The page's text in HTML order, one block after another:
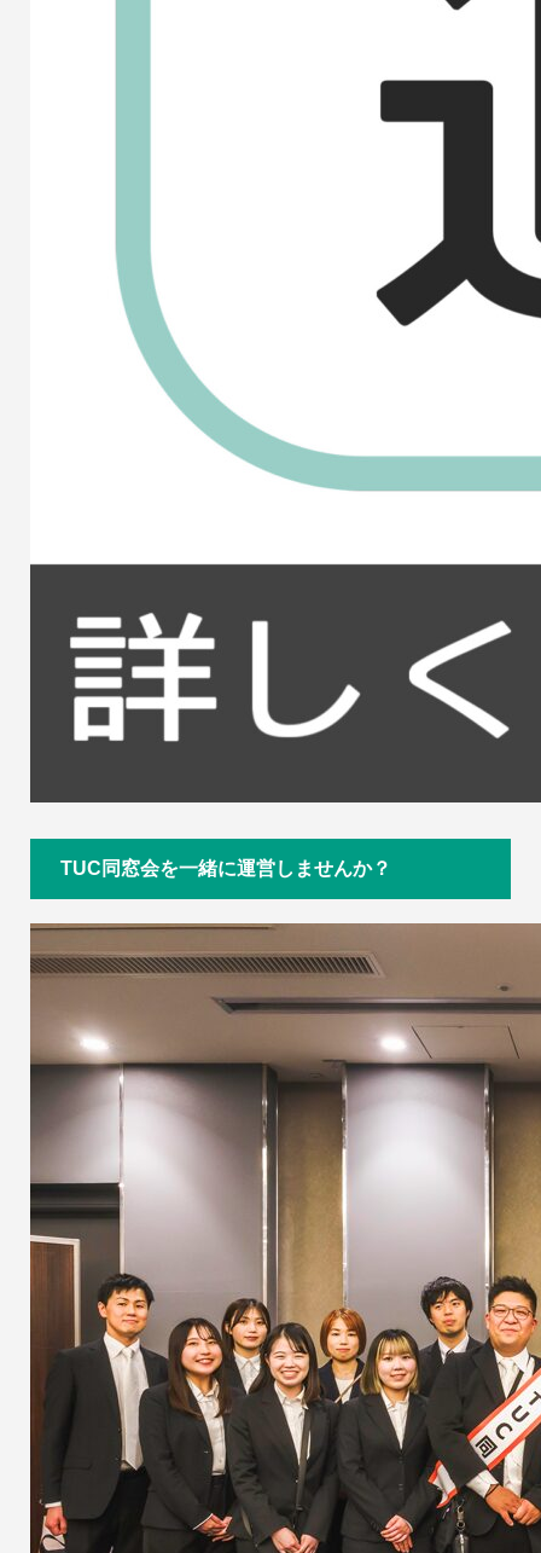
TUC同窓会を一緒に運営しませんか？